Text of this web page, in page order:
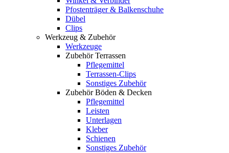
Pfostenträger & Balkenschuhe
Dübel
Clips
Werkzeug & Zubehör
Werkzeuge
Zubehör Terrassen
Pflegemittel
Terrassen-Clips
Sonstiges Zubehör
Zubehör Böden & Decken
Pflegemittel
Leisten
Unterlagen
Kleber
Schienen
Sonstiges Zubehör